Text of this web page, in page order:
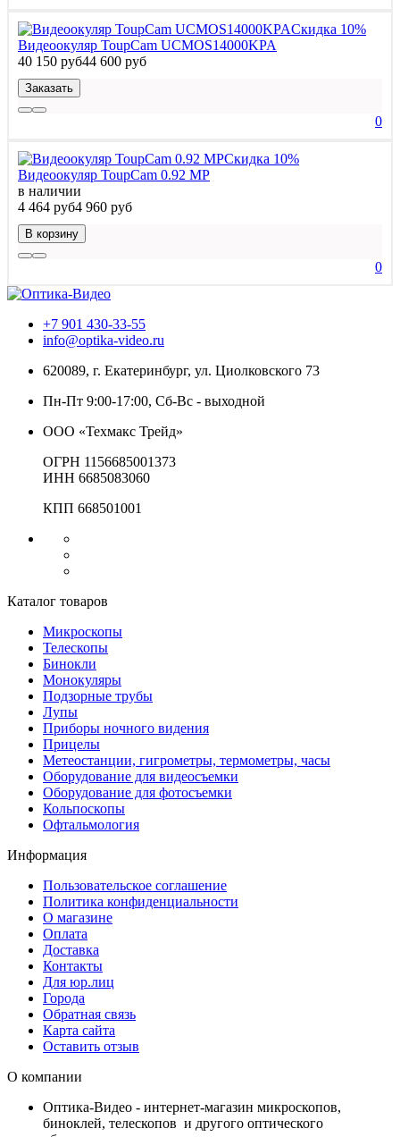
Скидка 10%
Видеоокуляр ToupCam UCMOS14000KPA
40 150 руб44 600 руб
Заказать
0
Скидка 10%
Видеоокуляр ToupCam 0.92 MP
в наличии
4 464 руб4 960 руб
В корзину
0
+7 901 430-33-55
info@optika-video.ru
620089, г. Екатеринбург, ул. Циолковского 73
Пн-Пт 9:00-17:00, Сб-Вс - выходной
ООО «Техмакс Трейд»
ОГРН 1156685001373
ИНН 6685083060
КПП 668501001
Каталог товаров
Микроскопы
Телескопы
Бинокли
Монокуляры
Подзорные трубы
Лупы
Приборы ночного видения
Прицелы
Метеостанции, гигрометры, термометры, часы
Оборудование для видеосъемки
Оборудование для фотосъемки
Кольпоскопы
Офтальмология
Информация
Пользовательское соглашение
Политика конфиденциальности
О магазине
Оплата
Доставка
Контакты
Для юр.лиц
Города
Обратная связь
Карта сайта
Оставить отзыв
О компании
Оптика-Видео - интернет-магазин микроскопов,
биноклей, телескопов и другого оптического